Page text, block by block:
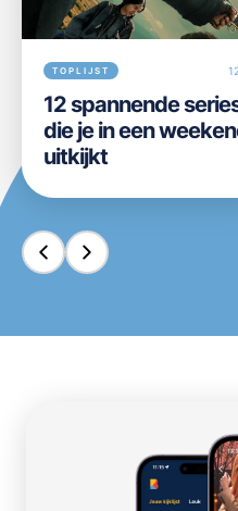
TOPLIJST
12 spannende
die je in een
uitkijkt